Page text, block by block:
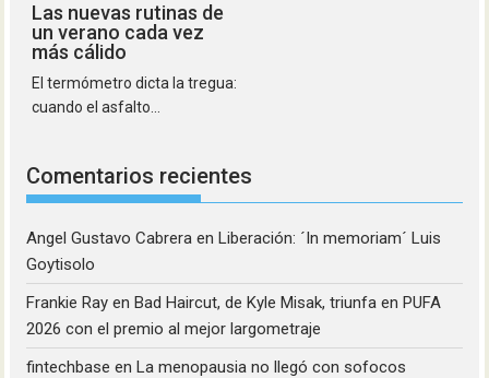
Las nuevas rutinas de
un verano cada vez
más cálido
El termómetro dicta la tregua:
cuando el asfalto...
Comentarios recientes
Angel Gustavo Cabrera enLiberación: ´In memoriam´ Luis
Goytisolo
Frankie Ray enBad Haircut, de Kyle Misak, triunfa en PUFA
2026 con el premio al mejor largometraje
fintechbase enLa menopausia no llegó con sofocos